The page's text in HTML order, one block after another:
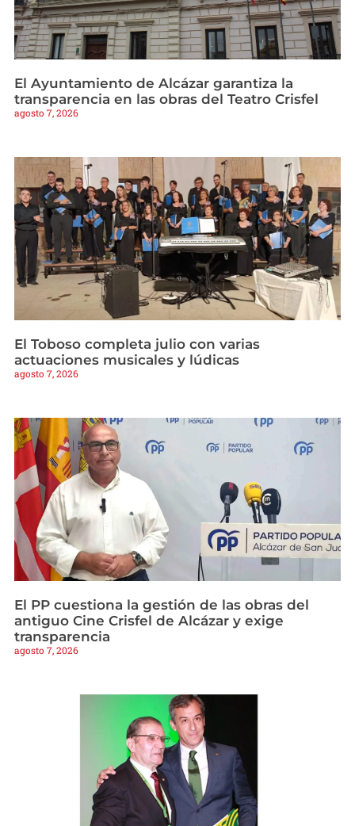
El Ayuntamiento de Alcázar garantiza la
transparencia en las obras del Teatro Crisfel
agosto 7, 2026
El Toboso completa julio con varias
actuaciones musicales y lúdicas
agosto 7, 2026
El PP cuestiona la gestión de las obras del
antiguo Cine Crisfel de Alcázar y exige
transparencia
agosto 7, 2026